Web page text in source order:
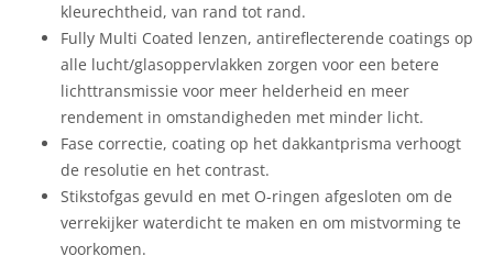
kleurechtheid, van rand tot rand.
Fully Multi Coated lenzen, antireflecterende coatings op
alle lucht/glasoppervlakken zorgen voor een betere
lichttransmissie voor meer helderheid en meer
rendement in omstandigheden met minder licht.
Fase correctie, coating op het dakkantprisma verhoogt
de resolutie en het contrast.
Stikstofgas gevuld en met O-ringen afgesloten om de
verrekijker waterdicht te maken en om mistvorming te
voorkomen.